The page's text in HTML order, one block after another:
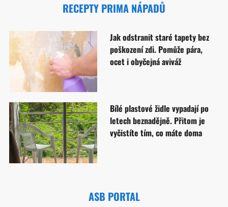
RECEPTY PRIMA NÁPADŮ
Jak odstranit staré tapety bez
poškození zdi. Pomůže pára,
ocet i obyčejná aviváž
Bílé plastové židle vypadají po
letech beznadějně. Přitom je
vyčistíte tím, co máte doma
ASB PORTAL